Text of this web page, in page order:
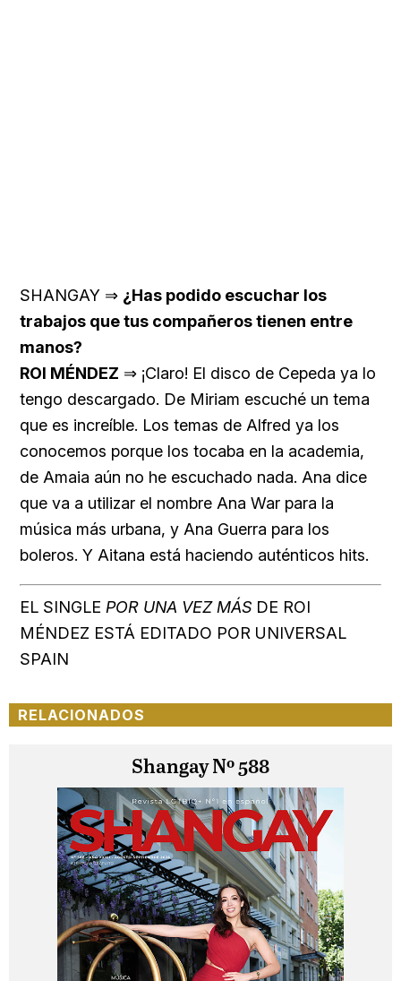
SHANGAY ⇒ ¿Has podido escuchar los
trabajos que tus compañeros tienen entre
manos?
ROI MÉNDEZ ⇒ ¡Claro! El disco de Cepeda ya lo
tengo descargado. De Miriam escuché un tema
que es increíble. Los temas de Alfred ya los
conocemos porque los tocaba en la academia,
de Amaia aún no he escuchado nada. Ana dice
que va a utilizar el nombre Ana War para la
música más urbana, y Ana Guerra para los
boleros. Y Aitana está haciendo auténticos hits.
EL SINGLE POR UNA VEZ MÁS DE ROI
MÉNDEZ ESTÁ EDITADO POR UNIVERSAL
SPAIN
RELACIONADOS
Shangay Nº 588